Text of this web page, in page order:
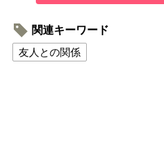
関連キーワード
友人との関係